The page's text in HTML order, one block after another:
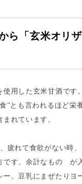
ら「 玄米オリ
用した玄米甘酒です。
”とも言われるほど栄
れています。
疲れて食欲がない時
です。余計なもの が
ー。豆乳にまぜたりヨ